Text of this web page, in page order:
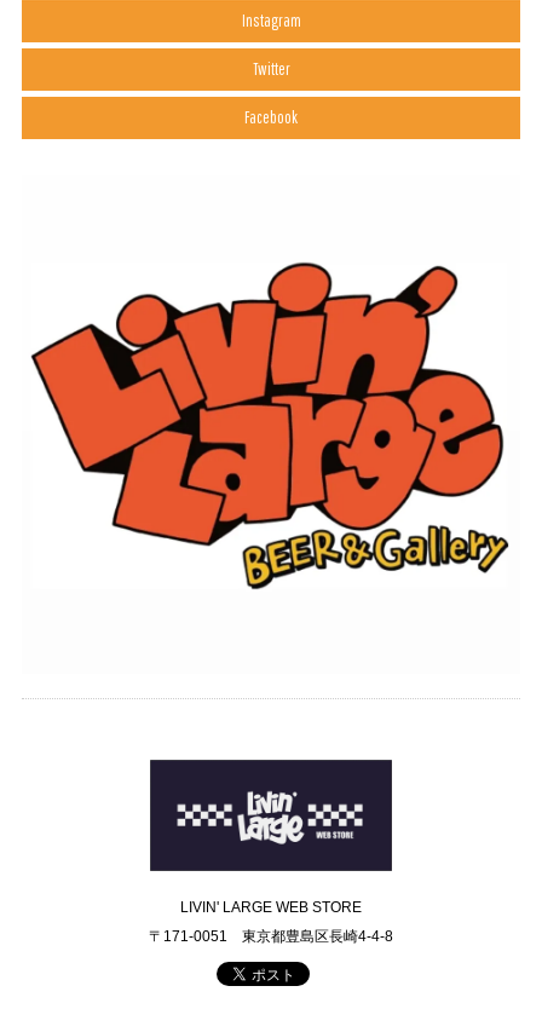
Instagram
Twitter
Facebook
LIVIN' LARGE WEB STORE
〒171-0051 東京都豊島区長崎4-4-8